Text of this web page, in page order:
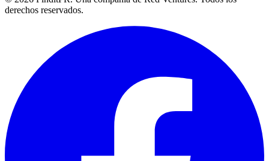
derechos reservados.